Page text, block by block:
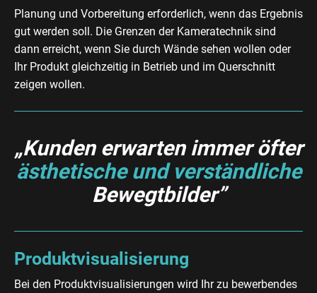
Planung und Vorbereitung erforderlich, wenn das Ergebnis
gut werden soll. Die Grenzen der Kameratechnik sind
dann erreicht, wenn Sie durch Wände sehen wollen oder
Ihr Produkt gleichzeitig in Betrieb und im Querschnitt
zeigen wollen.
„Kunden erwarten immer öfter
ästhetische und verständliche
Bewegtbilder”
Produktvisualisierung
Bei den Produktvisualisierungen wird Ihr zu bewerbendes